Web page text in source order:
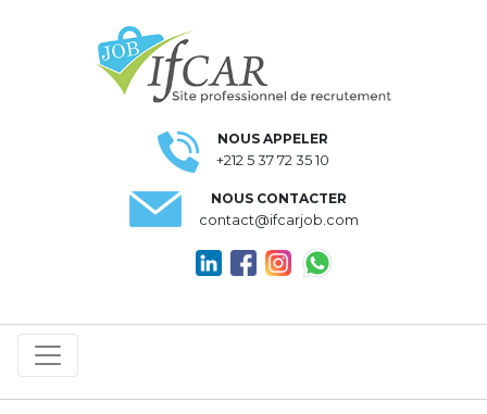
NOUS APPELER
+212 5 37 72 35 10
NOUS CONTACTER
contact@ifcarjob.com